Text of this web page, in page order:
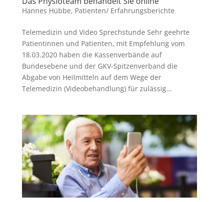
Hannes Hübbe, Patienten/ Erfahrungsberichte
Telemedizin und Video Sprechstunde Sehr geehrte
Patientinnen und Patienten, mit Empfehlung vom
18.03.2020 haben die Kassenverbände auf
Bundesebene und der GKV-Spitzenverband die
Abgabe von Heilmitteln auf dem Wege der
Telemedizin (Videobehandlung) für zulässig...